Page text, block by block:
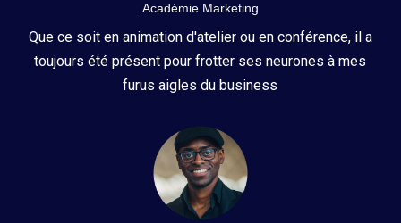
Académie Marketing
Que ce soit en animation d'atelier ou en conférence, il a
toujours été présent pour frotter ses neurones à mes
furus aigles du business